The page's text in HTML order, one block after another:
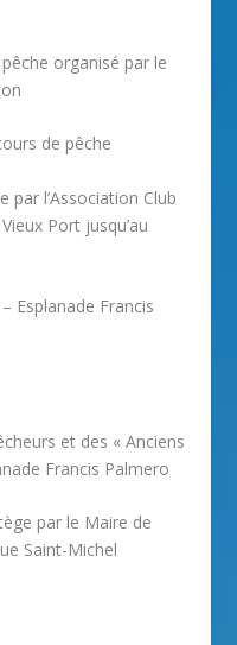
organisé par le
de pêche
par l’Association Club
Port jusqu’au
Esplanade Francis
et des « Anciens
Francis Palmero
par le Maire de
Saint-Michel